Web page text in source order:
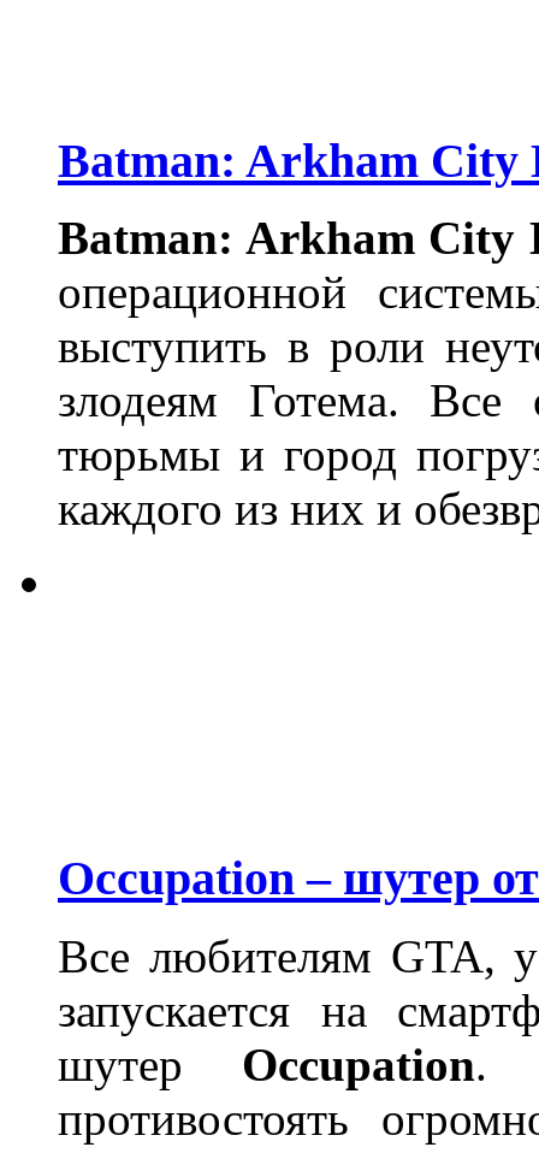
Batman: Arkham City
Batman: Arkham City
операционной
выступить в роли
злодеям Готема. Все
тюрьмы и город
каждого из них и
Occupation – шутер
Все любителям GTA,
запускается на
шутер Occupation.
противостоять